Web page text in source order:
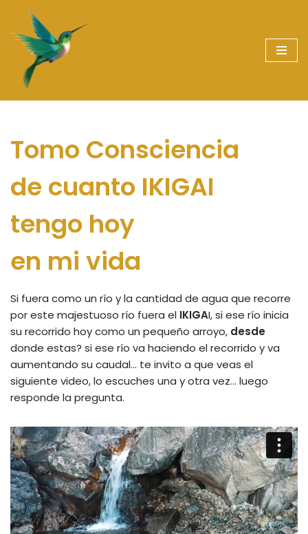
Saltar
contenido
Tomo Consciencia
de cuanto IKIGAI
tengo hoy
en mi vida
Si fuera como un río y la cantidad de agua que recorre
por este majestuoso río fuera el IKIGAI, si ese río inicia
su recorrido hoy como un pequeño arroyo, desde
donde estas? si ese río va haciendo el recorrido y va
aumentando su caudal… te invito a que veas el
siguiente video, lo escuches una y otra vez… luego
responde la pregunta.